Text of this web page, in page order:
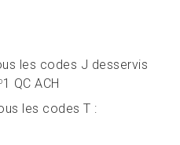
les codes J desservis
1 QC ACH
les codes T :